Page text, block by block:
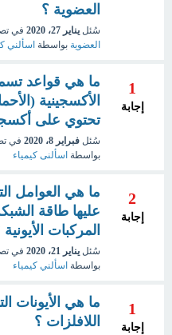
العضوية ؟
سُئل يناير 27، 2020 في
العضوية بواسطة اسألني
1
إجابة
ما هي قواعد
الأكسجينية
تحتوي على
سُئل فبراير 8، 2020 في
بواسطة اسألنى كيمياء
2
إجابة
ما هي العوامل
عليها طاقة
المركبات
سُئل يناير 21، 2020 في
بواسطة اسألني كيمياء
1
إجابة
ما هي الأيونات
اللافلزات ؟